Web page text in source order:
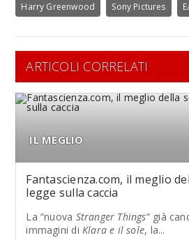
Harry Greenwood Sony Pictures
ARTICOLI CORRELATI
IL MEGLIO
Fantascienza.com, il meglio
legge sulla caccia
La “nuova Stranger Things” già
immagini di Klara e il sole, la...